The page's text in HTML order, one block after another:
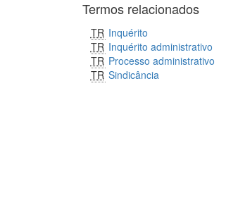
Termos relacionados
TR Inquérito
TR Inquérito administrativo
TR Processo administrativo
TR Sindicância